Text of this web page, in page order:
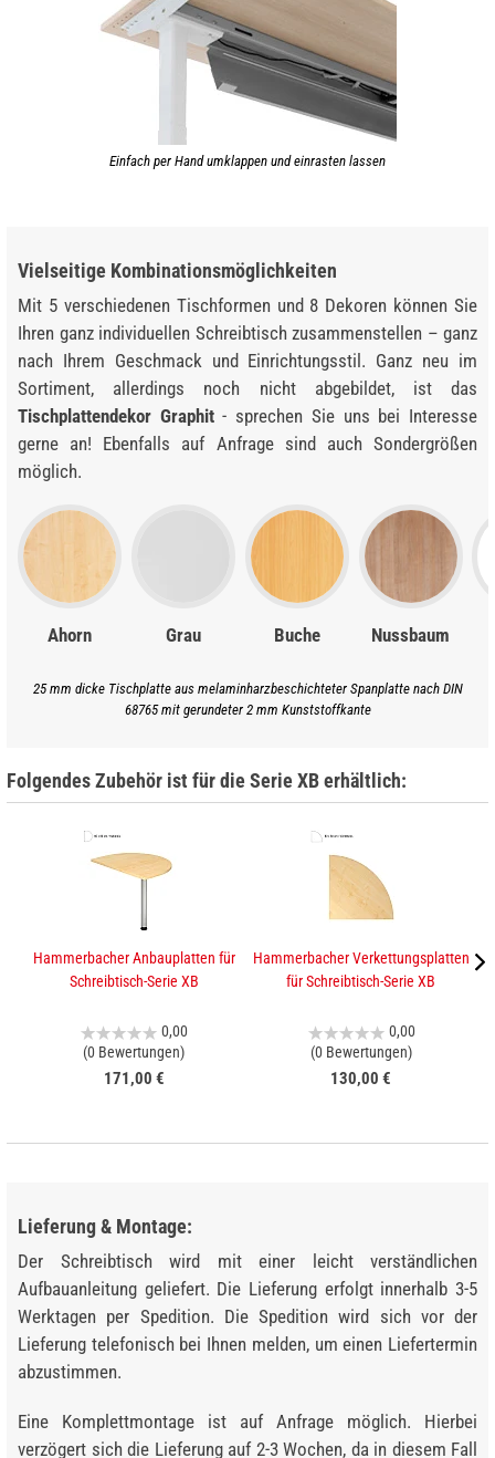
Einfach per Hand umklappen und einrasten lassen
Vielseitige Kombinationsmöglichkeiten
Mit 5 verschiedenen Tischformen und 8 Dekoren können Sie
Ihren ganz individuellen Schreibtisch zusammenstellen – ganz
nach Ihrem Geschmack und Einrichtungsstil. Ganz neu im
Sortiment, allerdings noch nicht abgebildet, ist das
Tischplattendekor Graphit- sprechen Sie uns bei Interesse
gerne an! Ebenfalls auf Anfrage sind auch Sondergrößen
möglich.
Ahorn Grau Buche Nussbaum
25 mm dicke Tischplatte aus melaminharzbeschichteter Spanplatte nach DIN
68765 mit gerundeter 2 mm Kunststoffkante
Folgendes Zubehör ist für die Serie XB erhältlich:
Hammerbacher Anbauplatten für
Schreibtisch-Serie XB
0,00
(0 Bewertungen)
171,00 €
Hammerbacher Verkettungsplatten
für Schreibtisch-Serie XB
0,00
(0 Bewertungen)
130,00 €
Lieferung & Montage:
Der Schreibtisch wird mit einer leicht verständlichen
Aufbauanleitung geliefert. Die Lieferung erfolgt innerhalb 3-5
Werktagen per Spedition. Die Spedition wird sich vor der
Lieferung telefonisch bei Ihnen melden, um einen Liefertermin
abzustimmen.
Eine Komplettmontage ist auf Anfrage möglich. Hierbei
verzögert sich die Lieferung auf 2-3 Wochen, da in diesem Fall